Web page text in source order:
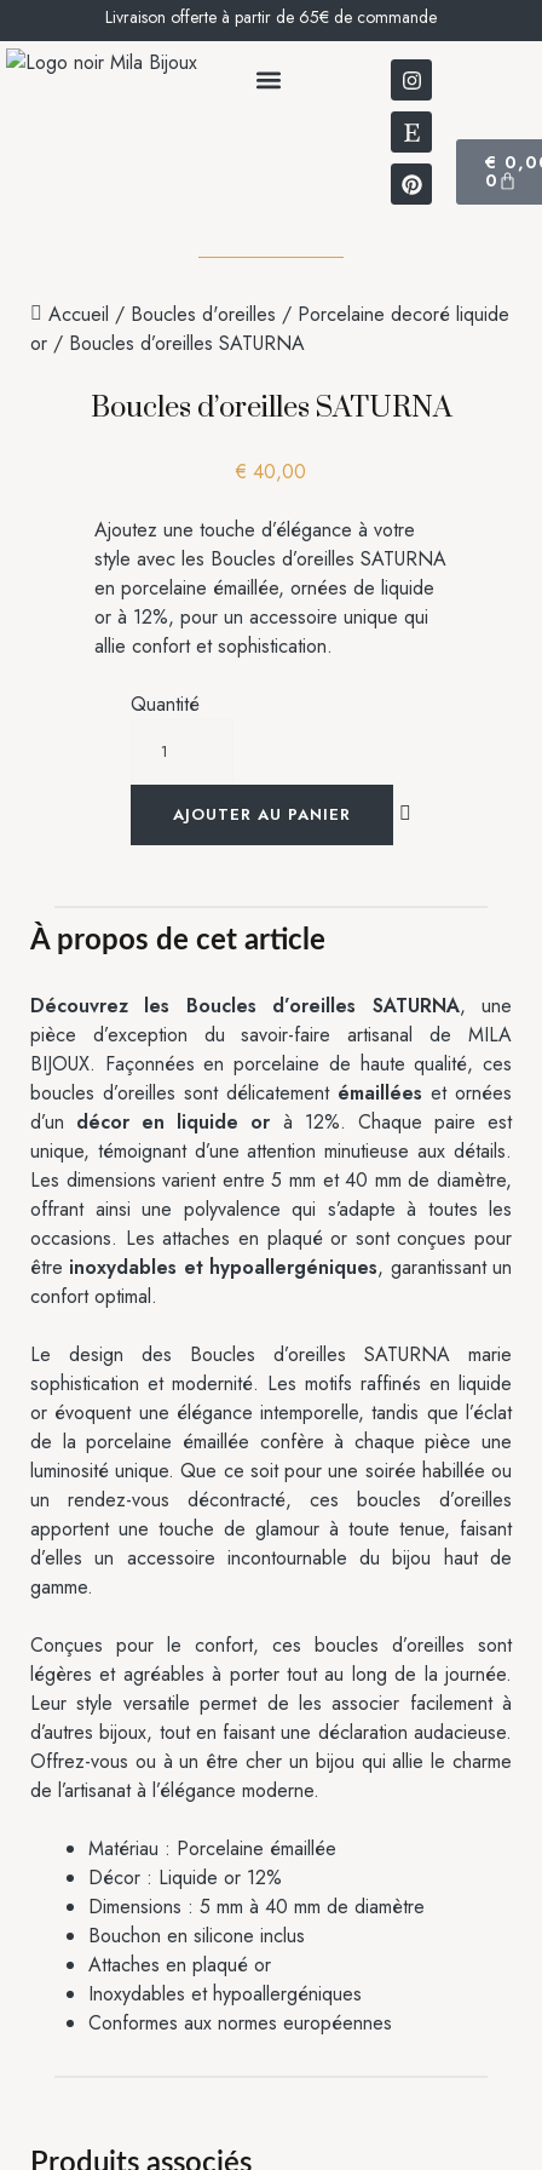
Livraison offerte à partir de 65€ de commande
€
0
Accueil / Boucles d'oreilles / Porcelaine decoré liquide
or / Boucles d’oreilles SATURNA
Boucles d’oreilles SATURNA
€ 40,00
Ajoutez une touche d’élégance à votre
style avec les Boucles d’oreilles SATURNA
en porcelaine émaillée, ornées de liquide
or à 12%, pour un accessoire unique qui
allie confort et sophistication.
Quantité
AJOUTER AU PANIER
À propos de cet article
Découvrez les Boucles d’oreilles SATURNA, une
pièce d’exception du savoir-faire artisanal de MILA
BIJOUX. Façonnées en porcelaine de haute qualité, ces
boucles d’oreilles sont délicatement émaillées et ornées
d’un décor en liquide or à 12%. Chaque paire est
unique, témoignant d’une attention minutieuse aux détails.
Les dimensions varient entre 5 mm et 40 mm de diamètre,
offrant ainsi une polyvalence qui s’adapte à toutes les
occasions. Les attaches en plaqué or sont conçues pour
être inoxydables et hypoallergéniques, garantissant un
confort optimal.
Le design des Boucles d’oreilles SATURNA marie
sophistication et modernité. Les motifs raffinés en liquide
or évoquent une élégance intemporelle, tandis que l’éclat
de la porcelaine émaillée confère à chaque pièce une
luminosité unique. Que ce soit pour une soirée habillée ou
un rendez-vous décontracté, ces boucles d’oreilles
apportent une touche de glamour à toute tenue, faisant
d’elles un accessoire incontournable du bijou haut de
gamme.
Conçues pour le confort, ces boucles d’oreilles sont
légères et agréables à porter tout au long de la journée.
Leur style versatile permet de les associer facilement à
d’autres bijoux, tout en faisant une déclaration audacieuse.
Offrez-vous ou à un être cher un bijou qui allie le charme
de l’artisanat à l’élégance moderne.
Matériau : Porcelaine émaillée
Décor : Liquide or 12%
Dimensions : 5 mm à 40 mm de diamètre
Bouchon en silicone inclus
Attaches en plaqué or
Inoxydables et hypoallergéniques
Conformes aux normes européennes